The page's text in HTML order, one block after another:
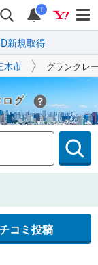
i
新規取得
木市 グランクレ
Yahoo!不動産
コミ投稿